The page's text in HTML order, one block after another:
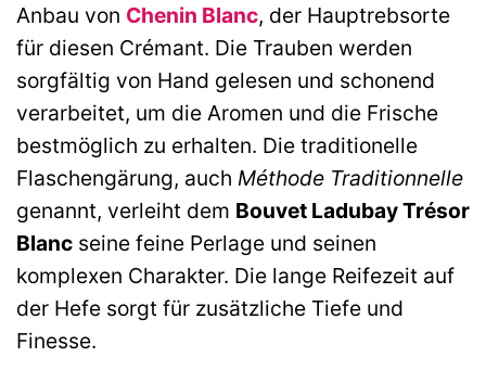
Anbau von Chenin Blanc, der Hauptrebsorte
für diesen Crémant. Die Trauben werden
sorgfältig von Hand gelesen und schonend
verarbeitet, um die Aromen und die Frische
bestmöglich zu erhalten. Die traditionelle
Flaschengärung, auch Méthode Traditionnelle
genannt, verleiht dem Bouvet Ladubay Trésor
Blanc seine feine Perlage und seinen
komplexen Charakter. Die lange Reifezeit auf
der Hefe sorgt für zusätzliche Tiefe und
Finesse.